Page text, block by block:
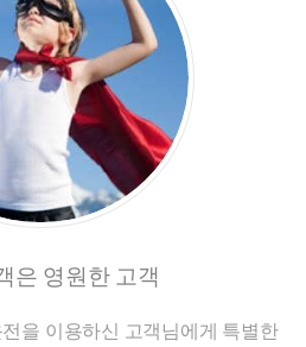
은 영원한 고객
을 이용하신 고객님에게 특별한